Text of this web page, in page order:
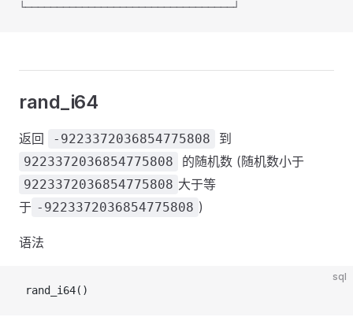
└─────────────────────────────────┘
rand_i64
返回 -9223372036854775808 到
9223372036854775808 的随机数 (随机数小于
9223372036854775808 大于等
于 -9223372036854775808 )
语法
sql
rand_i64()